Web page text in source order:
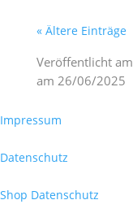
« Ältere Einträge
Veröffentlicht am
am 26/06/2025
Impressum
Datenschutz
Shop Datenschutz